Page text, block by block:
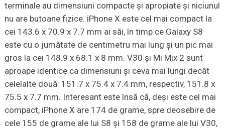
terminale au dimensiuni compacte și apropiate și niciunul
nu are butoane fizice. iPhone X este cel mai compact la
cei 143.6 x 70.9 x 7.7 mm ai săi, în timp ce Galaxy S8
este cu o jumătate de centimetru mai lung și un pic mai
gros la cei 148.9 x 68.1 x 8 mm. V30 și Mi Mix 2 sunt
aproape identice ca dimensiuni și ceva mai lungi decât
celelalte două: 151.7 x 75.4 x 7.4 mm, respectiv, 151.8 x
75.5 x 7.7 mm. Interesant este însă că, deși este cel mai
compact, iPhone X are 174 de grame, spre deosebire de
cele 155 de grame ale lui S8 și 158 de grame ale lui V30,